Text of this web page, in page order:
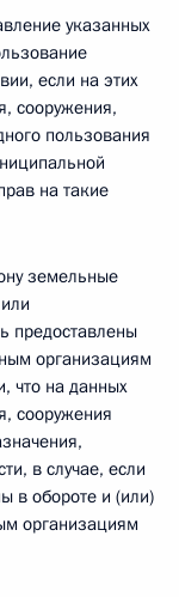
указанных
если на этих
сооружения,
пользования
на такие
земельные
предоставлены
организациям
что на данных
сооружения
в случае, если
в обороте и (или)
организациям